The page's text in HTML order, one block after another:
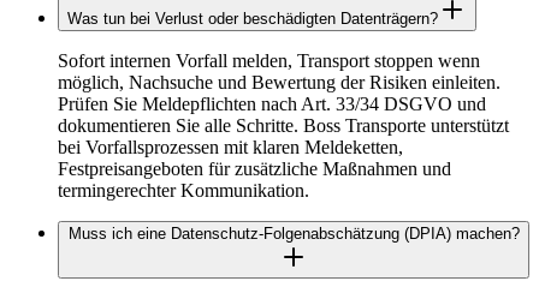
Was tun bei Verlust oder beschädigten Datenträgern?
Sofort internen Vorfall melden, Transport stoppen wenn
möglich, Nachsuche und Bewertung der Risiken einleiten.
Prüfen Sie Meldepflichten nach Art. 33/34 DSGVO und
dokumentieren Sie alle Schritte. Boss Transporte unterstützt
bei Vorfallsprozessen mit klaren Meldeketten,
Festpreisangeboten für zusätzliche Maßnahmen und
termingerechter Kommunikation.
Muss ich eine Datenschutz‑Folgenabschätzung (DPIA) machen?